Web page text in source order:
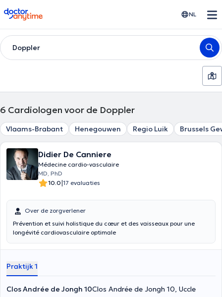
doctoranytime NL
Doppler
6 Cardiologen voor de Doppler
Vlaams-Brabant Henegouwen Regio Luik Brussels
Didier De Canniere
Médecine cardio-vasculaire
MD, PhD
10.0|17 evaluaties
Over de zorgverlener
Prévention et suivi holistique du cœur et des vaisseaux pour une
longévité cardiovasculaire optimale
Praktijk 1
Clos Andrée de Jongh 10Clos Andrée de Jongh 10, Uccle